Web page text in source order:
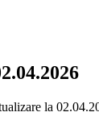
la